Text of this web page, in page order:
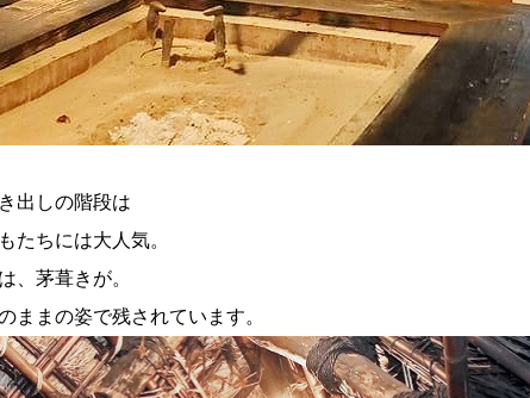
出しの階段は
たちには大人気。
、茅葺きが。
ままの姿で残されています。